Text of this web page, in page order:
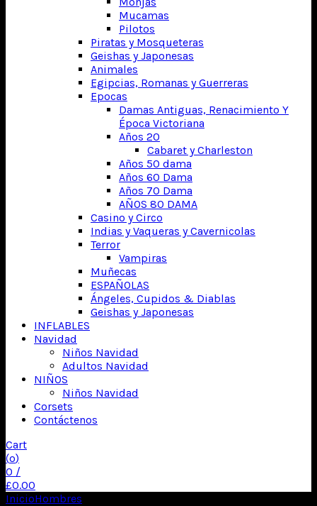
Mucamas
Pilotos
Piratas y Mosqueteras
Geishas y Japonesas
Animales
Egipcias, Romanas y Guerreras
Epocas
Damas Antiguas, Renacimiento Y
Época Victoriana
Años 20
Cabaret y Charleston
Años 50 dama
Años 60 Dama
Años 70 Dama
AÑOS 80 DAMA
Casino y Circo
Indias y Vaqueras y Cavernicolas
Terror
Vampiras
Muñecas
ESPAÑOLAS
Ángeles, Cupidos & Diablas
Geishas y Japonesas
INFLABLES
Navidad
Niños Navidad
Adultos Navidad
NIÑOS
Niños Navidad
Corsets
Contáctenos
Cart
(o)
0 /
£0.00
InicioHombres